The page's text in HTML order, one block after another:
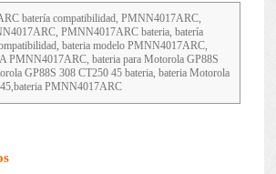
batería compatibilidad, PMNN4017ARC,
PMNN4017ARC bateria, batería
bateria modelo PMNN4017ARC,
PMNN4017ARC, bateria para Motorola GP88S
GP88S 308 CT250 45 bateria, bateria Motorola
PMNN4017ARC